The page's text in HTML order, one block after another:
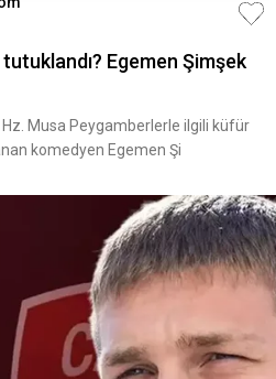
Egemen Şimşek
Hz. Musa Peygamberlerle ilgili küfür
komedyen Egemen Şi